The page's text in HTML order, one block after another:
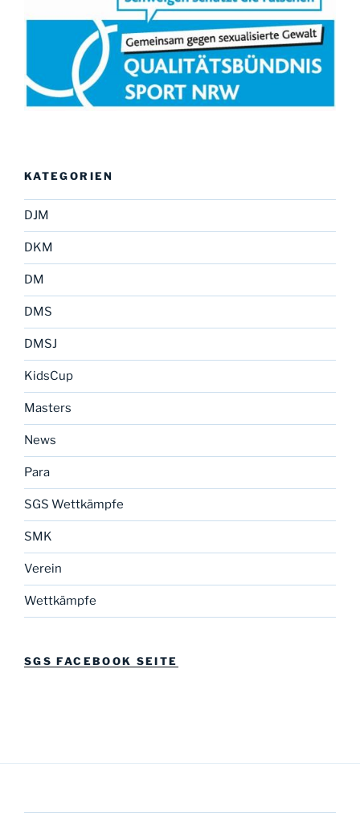
KATEGORIEN
DJM
DKM
DM
DMS
DMSJ
KidsCup
Masters
News
Para
SGS Wettkämpfe
SMK
Verein
Wettkämpfe
SGS FACEBOOK SEITE